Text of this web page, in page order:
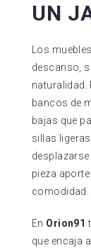
UN
Los
descanso,
naturalidad.
bancos de
bajas que
sillas
pieza
comodidad.
En Orion91
que encaja